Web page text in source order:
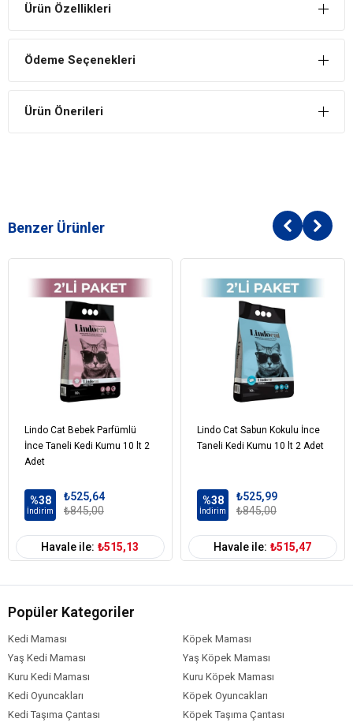
Ürün Özellikleri
Ödeme Seçenekleri
Ürün Önerileri
Benzer Ürünler
Lindo Cat Bebek Parfümlü
İnce Taneli Kedi Kumu 10 lt 2
Adet
%38
İndirim
₺525,64
₺845,00
Havale ile: ₺515,13
Lindo Cat Sabun Kokulu İnce
Taneli Kedi Kumu 10 lt 2 Adet
%38
İndirim
₺525,99
₺845,00
Havale ile: ₺515,47
Popüler Kategoriler
Kedi Maması
Köpek Maması
Yaş Kedi Maması
Yaş Köpek Maması
Kuru Kedi Maması
Kuru Köpek Maması
Kedi Oyuncakları
Köpek Oyuncakları
Kedi Taşıma Çantası
Köpek Taşıma Çantası